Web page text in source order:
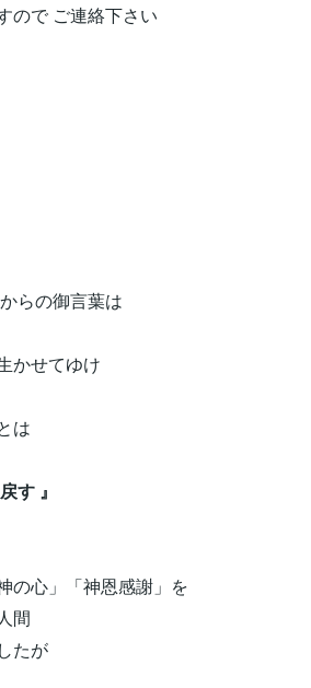
ので ご連絡下さい
らの御言葉は
かせてゆけ
は
す 』
の心」「神恩感謝」を
間
たが